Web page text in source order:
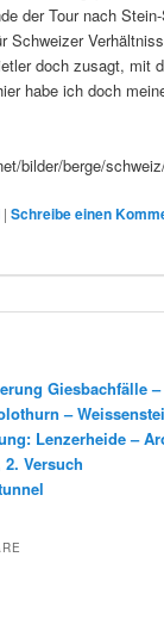
der Tour nach
Schweizer
doch zusagt, mit
habe ich doch
bilder/berge/
|Schreibe einen
Giesbachfälle
–
Lenzerheide –
2. Versuch